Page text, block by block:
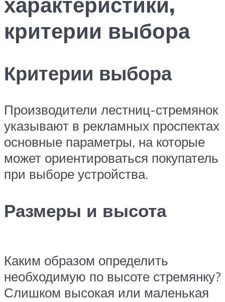
критерии выбора
Критерии выбора
Производители лестниц-стремянок
указывают в рекламных проспектах
основные параметры, на которые
может ориентироваться покупатель
при выборе устройства.
Размеры и высота
Каким образом определить
необходимую по высоте стремянку?
Слишком высокая или маленькая